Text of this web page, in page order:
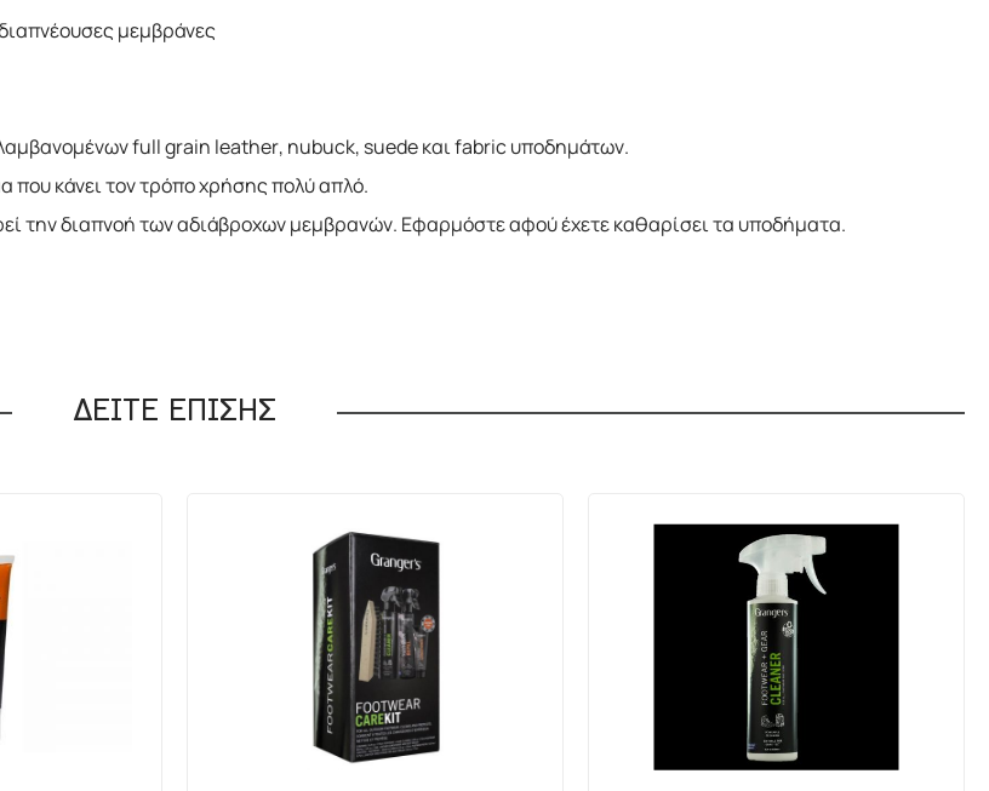
μεμβράνες
full grain leather, nubuck, suede και fabric υποδημάτων.
κάνει τον τρόπο χρήσης πολύ απλό.
την διαπνοή των αδιάβροχων μεμβρανών. Εφαρμόστε αφού έχετε καθαρίσει τα υποδήματα.
ΔΕΙΤΕ ΕΠΙΣΗΣ